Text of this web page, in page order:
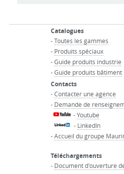
Catalogues
-Toutes les gammes
- Produits spéciaux
-Guide produits industrie
-Guide produits bâtiment
Contacts
-Contacter une agence
- Demande de
-Youtube
- LinkedIn
-Accueil du groupe
Téléchargements
- Document d'ouverture